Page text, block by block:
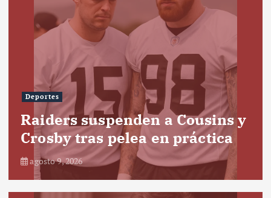
Deportes
Raiders suspenden a Cousins y
Crosby tras pelea en práctica
agosto 9, 2026